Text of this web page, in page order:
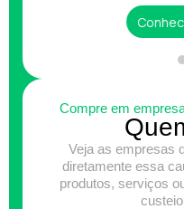
Compre em
Veja as empresas
diretamente essa
produtos, serviços